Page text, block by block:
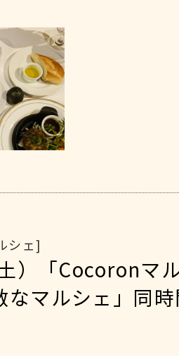
シェ]
）「Cocoronマ
なマルシェ」同